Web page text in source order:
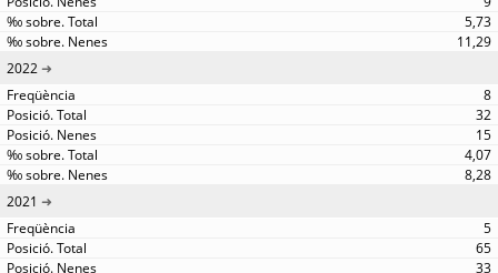
5,73
11,29
2022
8
32
15
4,07
8,28
2021
5
65
33